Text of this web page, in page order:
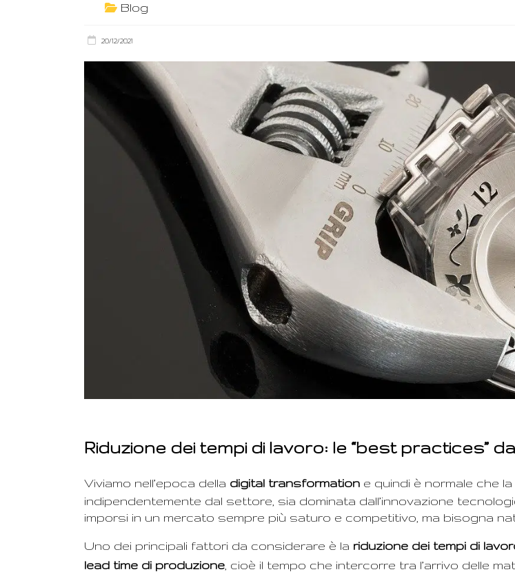
Blog
20/12/2021
Riduzione dei tempi di lavoro: le “best practices”
Viviamo nell’epoca della digital transformation e quindi è normale che
indipendentemente dal settore, sia dominata dall’innovazione
imporsi in un mercato sempre più saturo e competitivo, ma bisogna
Uno dei principali fattori da considerare è la riduzione dei tempi di
lead time di produzione , cioè il tempo che intercorre tra l’arrivo delle